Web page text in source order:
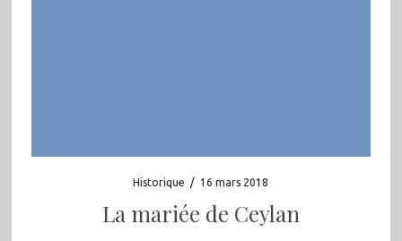
Historique / 16 mars 2018
La mariée de Ceylan